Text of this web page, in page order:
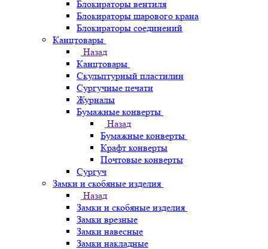
Блокираторы вентиля
Блокираторы шарового крана
Блокираторы соединений
Канцтовары
Назад
Канцтовары
Скульптурный пластилин
Сургучные печати
Журналы
Бумажные конверты
Назад
Бумажные конверты
Крафт конверты
Почтовые конверты
Сургуч
Замки и скобяные изделия
Назад
Замки и скобяные изделия
Замки врезные
Замки навесные
Замки накладные